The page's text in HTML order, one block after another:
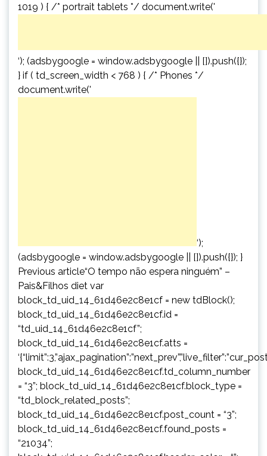
1019 ) { /* portrait tablets */ document.write('
‘); (adsbygoogle = window.adsbygoogle || []).push({});
} if ( td_screen_width < 768 ) { /* Phones */
document.write('
‘);
(adsbygoogle = window.adsbygoogle || []).push({}); }
Previous article“O tempo não espera ninguém” –
Pais&Filhos diet var
block_td_uid_14_61d46e2c8e1cf = new tdBlock();
block_td_uid_14_61d46e2c8e1cf.id =
“td_uid_14_61d46e2c8e1cf”;
block_td_uid_14_61d46e2c8e1cf.atts =
block_td_uid_14_61d46e2c8e1cf.td_column_number
= “3”; block_td_uid_14_61d46e2c8e1cf.block_type =
“td_block_related_posts”;
block_td_uid_14_61d46e2c8e1cf.post_count = “3”;
block_td_uid_14_61d46e2c8e1cf.found_posts =
“21034”;